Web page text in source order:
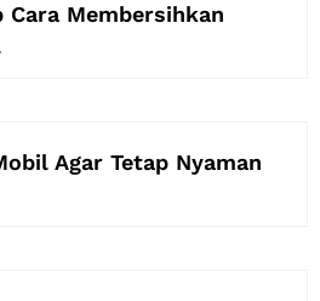
Cara Membersihkan
Agar Tetap Nyaman